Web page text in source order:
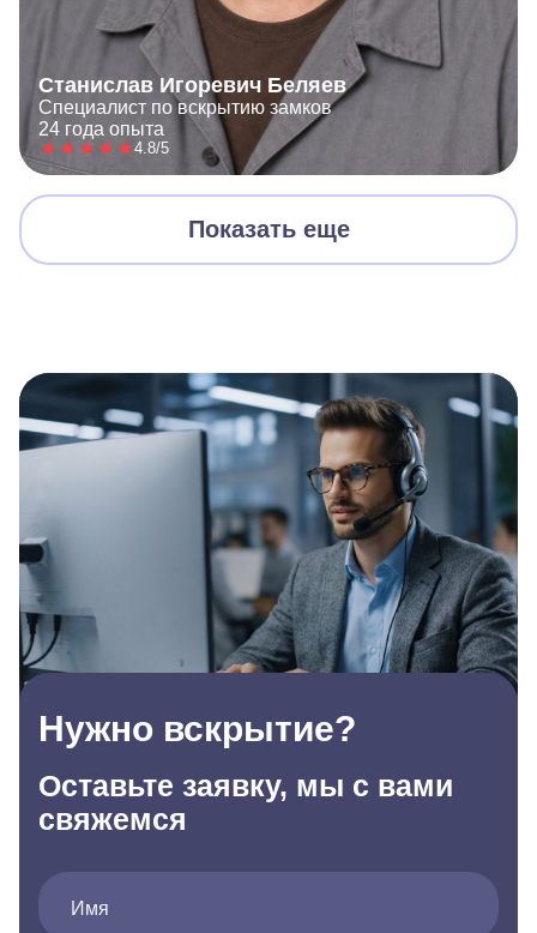
Станислав Игоревич Беляев
Специалист по вскрытию замков
24 года опыта
4.8/5
Показать еще
Нужно вскрытие?
Оставьте заявку, мы с вами
свяжемся
Имя